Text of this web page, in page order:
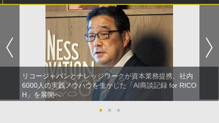
リコージャパンとナレッジワークが資本業務提携、社内
6000人の実践ノウハウを生かした「AI商談記録 for RICO
H」を展開へ
●
● ●